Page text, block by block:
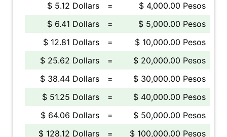
$ 5.12 Dollars
=
$ 4,000.00 Pesos
$ 6.41 Dollars
=
$ 5,000.00 Pesos
$ 12.81 Dollars
=
$ 10,000.00 Pesos
$ 25.62 Dollars
=
$ 20,000.00 Pesos
$ 38.44 Dollars
=
$ 30,000.00 Pesos
$ 51.25 Dollars
=
$ 40,000.00 Pesos
$ 64.06 Dollars
=
$ 50,000.00 Pesos
$ 128.12 Dollars
= $ 100,000.00 Pesos